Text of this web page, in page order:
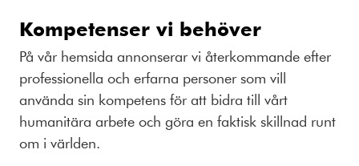
Kompetenser vi behöver
På vår hemsida annonserar vi återkommande efter
professionella och erfarna personer som vill
använda sin kompetens för att bidra till vårt
humanitära arbete och göra en faktisk skillnad runt
om i världen.